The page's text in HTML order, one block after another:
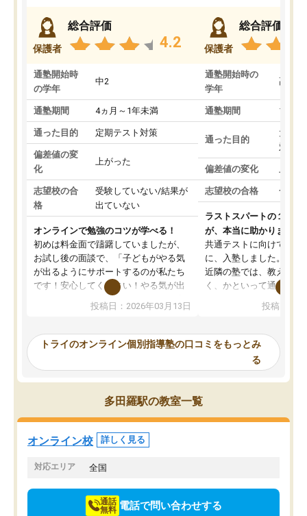
保護者
総合評価
4.2
通塾開始時
の学年
中2
通塾期間 4ヵ月～1年未満
通った目的 定期テスト対策
偏差値の変
化
上がった
志望校の合
格
受験していない/結果が
出ていない
オンラインで勉強のコツが学べる！
初めは料金面で躊躇していましたが、
お試し後の面談で、「子どもがやる気
が出るようにサポートするのが私たち
です！安心してください！やる気が出
ないのは私たち講師の責任です」と言
ってくださり、確かに！と考えて、思
ったんですが、学生の先生から学ぶこ
み、徐々に成績が上がったらいいなと
思っていました。何が今足りないのか
を的確に指導いただき、子どももびっ
くりするほど楽しんでやる気を持って
塾を受けています。狙い通り、少しず
つ成績も上がり、苦手意識も無くなっ
てきたので、さらに苦手な数学も追加
でお願いしました。来年の高校受験に
投稿日：2026年03月13日
保護者
総合評価
通塾開始時の
学年
高3
通塾期間 1～3
通った目的
大学
対策
偏差値の変化
志望校の合格 合格
ラストスパートの１か月
が、本当に助かりました
共通テストに向けての追
に、入塾しました。田舎
近隣の塾では、教えても
く、かといって通うには
可能なので本当に助か
らないところをピンポイ
頂いて、とてもわかり
していました。一生を
スト、多少お金がかかっ
投稿日：
トライのオンライン個別指導塾の口コミをもっとみ
る
多田羅駅の教室一覧
オンライン校 詳しく見る
対応エリア 全国
通話
無料 電話で問い合わせする